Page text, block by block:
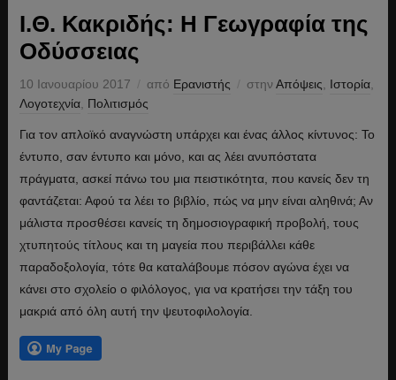
Ι.Θ. Κακριδής: Η Γεωγραφία της
Οδύσσειας
10 Ιανουαρίου 2017 από Ερανιστής στηνΑπόψεις Ιστορία,
Λογοτεχνία, Πολιτισμός
Για τον απλοϊκό αναγνώστη υπάρχει και ένας άλλος κίντυνος: Το
έντυπο, σαν έντυπο και μόνο, και ας λέει ανυπόστατα
πράγματα, ασκεί πάνω του μια πειστικότητα, που κανείς δεν τη
φαντάζεται: Αφού τα λέει το βιβλίο, πώς να μην είναι αληθινά; Αν
μάλιστα προσθέσει κανείς τη δημοσιογραφική προβολή, τους
χτυπητούς τίτλους και τη μαγεία που περιβάλλει κάθε
παραδοξολογία, τότε θα καταλάβουμε πόσον αγώνα έχει να
κάνει στο σχο­λείο ο φιλόλογος, για να κρατήσει την τάξη του
μακριά από όλη αυτή την ψευτοφιλολογία.